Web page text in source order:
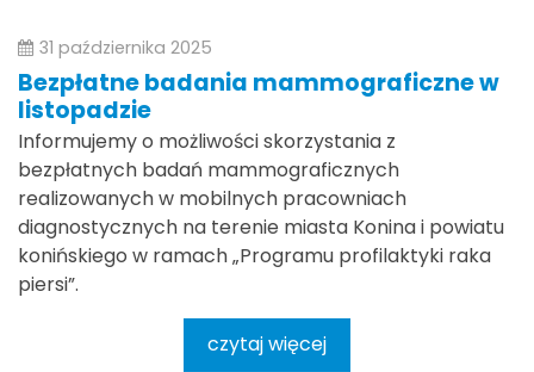
31 października 2025
Bezpłatne badania mammograficzne w
listopadzie
Informujemy o możliwości skorzystania z
bezpłatnych badań mammograficznych
realizowanych w mobilnych pracowniach
diagnostycznych na terenie miasta Konina i powiatu
konińskiego w ramach „Programu profilaktyki raka
piersi”.
czytaj więcej